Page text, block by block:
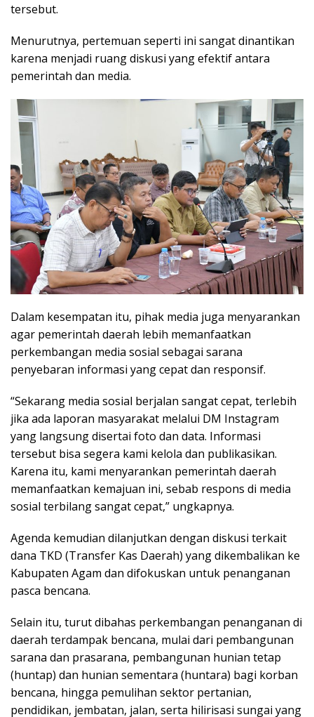
tersebut.
Menurutnya, pertemuan seperti ini sangat dinantikan
karena menjadi ruang diskusi yang efektif antara
pemerintah dan media.
Dalam kesempatan itu, pihak media juga menyarankan
agar pemerintah daerah lebih memanfaatkan
perkembangan media sosial sebagai sarana
penyebaran informasi yang cepat dan responsif.
“Sekarang media sosial berjalan sangat cepat, terlebih
jika ada laporan masyarakat melalui DM Instagram
yang langsung disertai foto dan data. Informasi
tersebut bisa segera kami kelola dan publikasikan.
Karena itu, kami menyarankan pemerintah daerah
memanfaatkan kemajuan ini, sebab respons di media
sosial terbilang sangat cepat,” ungkapnya.
Agenda kemudian dilanjutkan dengan diskusi terkait
dana TKD (Transfer Kas Daerah) yang dikembalikan ke
Kabupaten Agam dan difokuskan untuk penanganan
pasca bencana.
Selain itu, turut dibahas perkembangan penanganan di
daerah terdampak bencana, mulai dari pembangunan
sarana dan prasarana, pembangunan hunian tetap
(huntap) dan hunian sementara (huntara) bagi korban
bencana, hingga pemulihan sektor pertanian,
pendidikan, jembatan, jalan, serta hilirisasi sungai yang